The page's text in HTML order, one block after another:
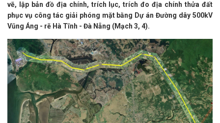
vẽ, lập bản đồ địa chính, trích lục, trích đo địa chính thửa đất
phục vụ công tác giải phóng mặt bằng Dự án Đường dây 500kV
Vũng Áng - rẽ Hà Tĩnh - Đà Nẵng (Mạch 3, 4).